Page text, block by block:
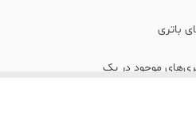
باتری
موجود در پک